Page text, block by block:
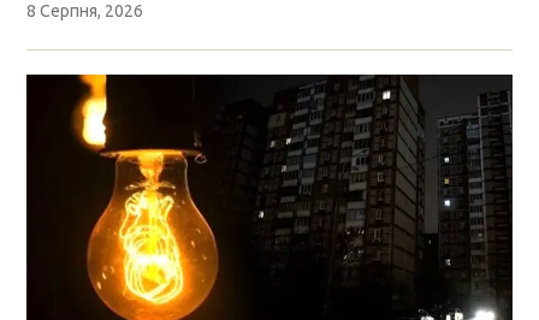
8 Серпня, 2026